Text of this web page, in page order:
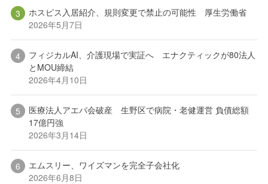
ホスピス入居紹介、規則変更で禁止の可能性 厚生労働省
2026年5月7日
フィジカルAI、介護現場で実証へ エナクティックが80法人
とMOU締結
2026年4月10日
医療法人アエバ会破産 生野区で病院・老健運営 負債総額
17億円強
2026年3月14日
エムスリー、ワイズマンを完全子会社化
2026年6月8日